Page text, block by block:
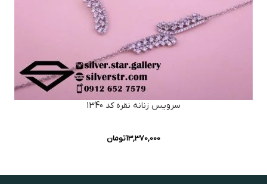
سرویس زنانه نقره کد 1340
13,370,000تومان